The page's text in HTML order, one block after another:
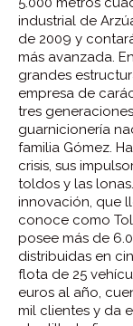
industrial de
de 2009 y
más avanzada.
grandes
empresa de
tres
guarnicionería
familia Gómez.
crisis, sus
toldos y las
innovación, que
conoce como
posee más de
distribuidas en
flota de 25
euros al año,
mil clientes y da